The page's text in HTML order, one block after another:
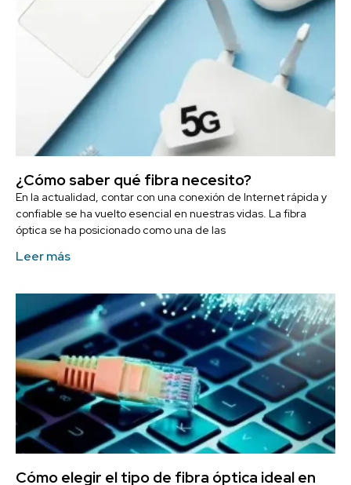
¿Cómo saber qué fibra necesito?
En la actualidad, contar con una conexión de Internet rápida y
confiable se ha vuelto esencial en nuestras vidas. La fibra
óptica se ha posicionado como una de las
Leer más
Cómo elegir el tipo de fibra óptica ideal en